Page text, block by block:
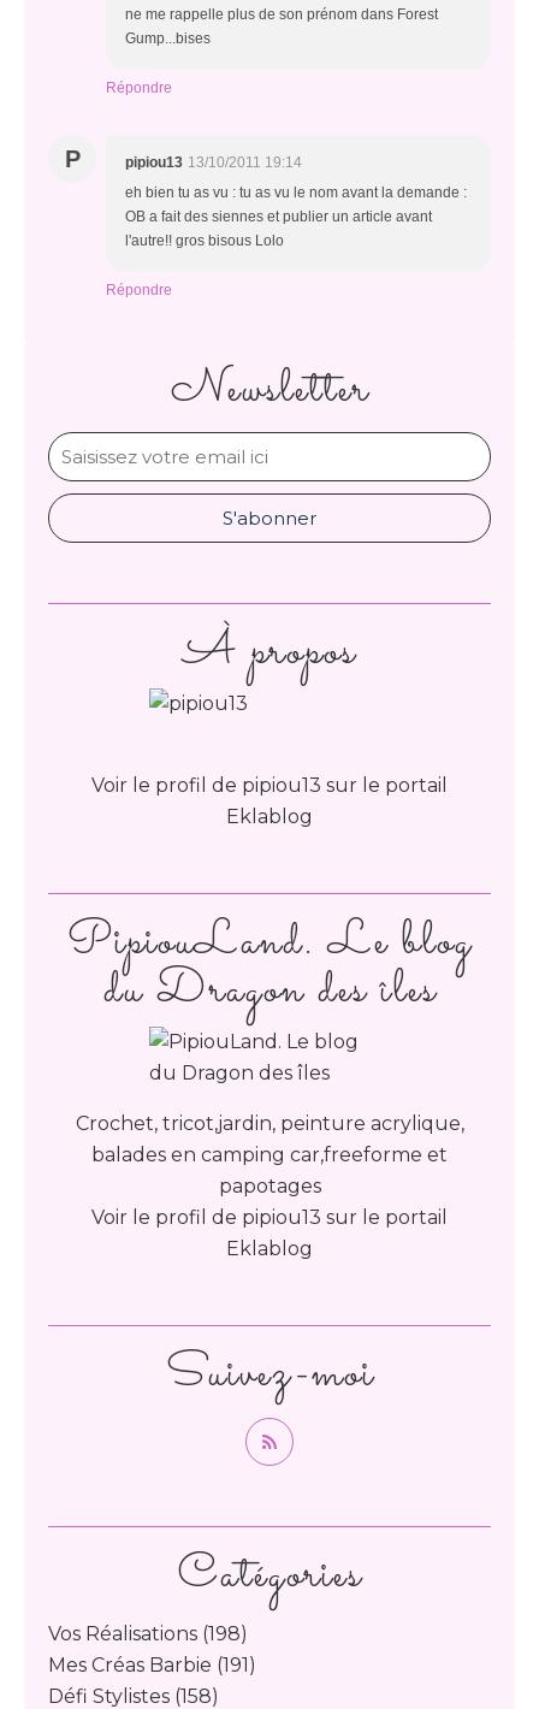
ne me rappelle plus de son prénom dans Forest
Gump...bises
Répondre
P pipiou13 13/10/2011 19:14
eh bien tu as vu : tu as vu le nom avant la demande :
OB a fait des siennes et publier un article avant
l'autre!! gros bisous Lolo
Répondre
Newsletter
Catégories
Vos Réalisations (198)
Mes Créas Barbie (191)
Défi Stylistes (158)
PipiouLand. Le blog
du Dragon des îles
Crochet, tricot,jardin, peinture acrylique,
balades en camping car,freeforme et
papotages
Voir le profil de pipiou13 sur le portail
Eklablog
Suivez-moi
À propos
Voir le profil de pipiou13 sur le portail
Eklablog